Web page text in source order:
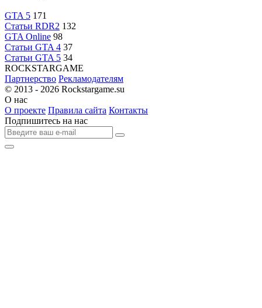
GTA 5 171
Статьи RDR2 132
GTA Online 98
Статьи GTA 4 37
Статьи GTA 5 34
ROCKSTARGAME
Партнерство Рекламодателям
© 2013 - 2026 Rockstargame.su
О нас
О проекте Правила сайта Контакты
Подпишитесь на нас